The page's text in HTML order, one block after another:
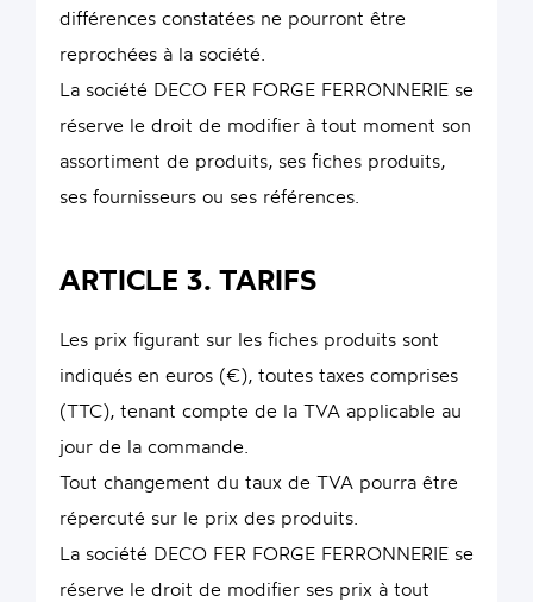
différences constatées ne pourront être
reprochées à la société.
La société DECO FER FORGE FERRONNERIE se
réserve le droit de modifier à tout moment son
assortiment de produits, ses fiches produits,
ses fournisseurs ou ses références.
ARTICLE 3. TARIFS
Les prix figurant sur les fiches produits sont
indiqués en euros (€), toutes taxes comprises
(TTC), tenant compte de la TVA applicable au
jour de la commande.
Tout changement du taux de TVA pourra être
répercuté sur le prix des produits.
La société DECO FER FORGE FERRONNERIE se
réserve le droit de modifier ses prix à tout